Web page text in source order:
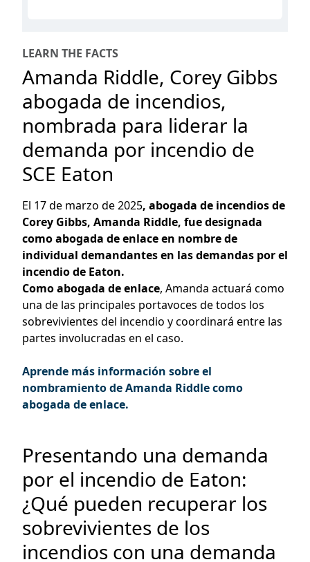
LEARN THE FACTS
Amanda Riddle, Corey Gibbs
abogada de incendios,
nombrada para liderar la
demanda por incendio de
SCE Eaton
El 17 de marzo de 2025, abogada de incendios de
Corey Gibbs, Amanda Riddle, fue designada
como abogada de enlace en nombre de
individual demandantes en las demandas por el
incendio de Eaton.
Como abogada de enlace, Amanda actuará como
una de las principales portavoces de todos los
sobrevivientes del incendio y coordinará entre las
partes involucradas en el caso.
Aprende más información sobre el
nombramiento de Amanda Riddle como
abogada de enlace.
Presentando una demanda
por el incendio de Eaton:
¿Qué pueden recuperar los
sobrevivientes de los
incendios con una demanda